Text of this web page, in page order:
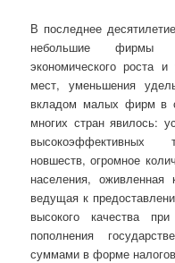
В последнее
небольшие фирмы
экономического роста
мест, уменьшения
вкладом малых фирм в
многих стран явилось:
высокоэффективных
новшеств, огромное
населения, оживленная
ведущая к
высокого качества
пополнения
суммами в форме